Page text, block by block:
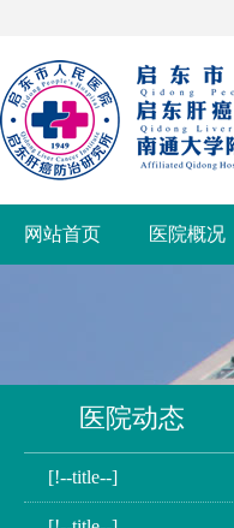
网站首页 医院概况
医院动态
[!--title--]